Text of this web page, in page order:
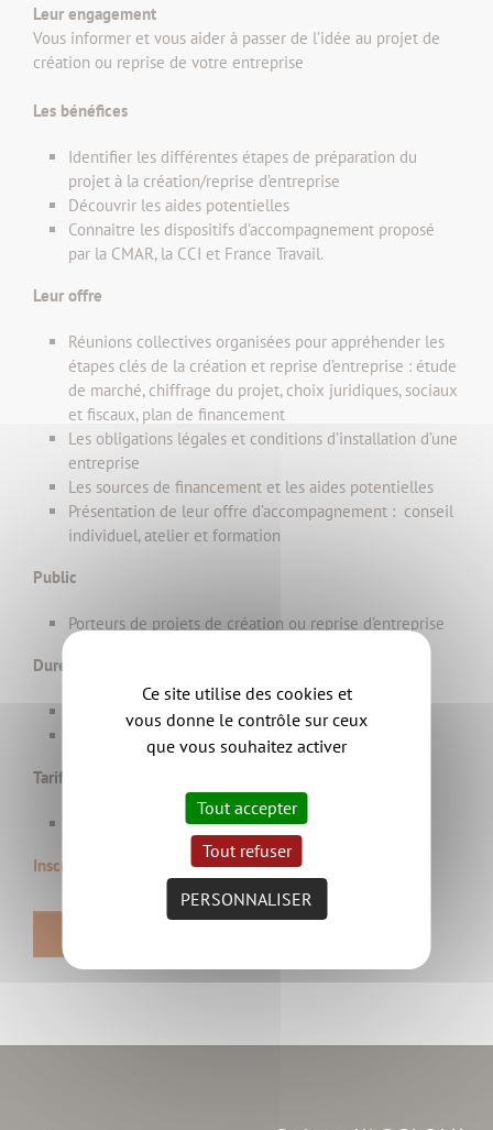
Leur engagement
Vous informer et vous aider à passer de l’idée au projet de
création ou reprise de votre entreprise
Les bénéfices
Identifier les différentes étapes de préparation du
projet à la création/reprise d’entreprise
Découvrir les aides potentielles
Connaitre les dispositifs d’accompagnement proposé
par la CMAR, la CCI et France Travail.
Leur offre
Réunions collectives organisées pour appréhender les
étapes clés de la création et reprise d’entreprise : étude
de marché, chiffrage du projet, choix juridiques, sociaux
et fiscaux, plan de financement
Les obligations légales et conditions d’installation d’une
entreprise
Les sources de financement et les aides potentielles
Présentation de leur offre d’accompagnement : conseil
individuel, atelier et formation
Public
Porteurs de projets de création ou reprise d’entreprise
Durée et modalités
Lieu : L'alter éco, 11 rue des ajoncs 44190 CLISSON
Tarif
Prise en charge totale
Inscription
Ce site utilise des cookies et
vous donne le contrôle sur ceux
que vous souhaitez activer
Tout accepter
Tout refuser
PERSONNALISER